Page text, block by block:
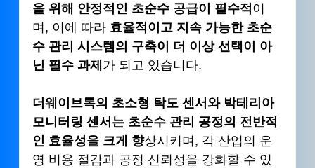
을 위해 안정적인 초순수 공급이 필수적 이
며, 이에 따라 효율적이고 지속 가능한 초순
수 관리 시스템의 구축이 더 이상 선택이 아
닌 필수 과제 가 되고 있습니다.
더웨이브톡의 초소형 탁도 센서와 박테리아
모니터링 센서는 초순수 관리 공정의 전반적
인 효율성을 크게 향상시키며, 각 산업의 운
영 비용 절감과 공정 신뢰성을 강화할 수 있